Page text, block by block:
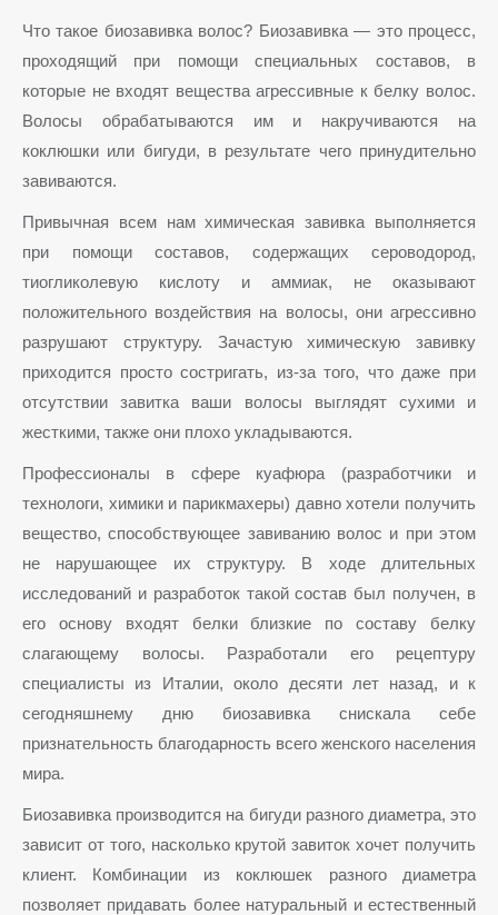
Что такое биозавивка волос? Биозавивка — это процесс,
проходящий при помощи специальных составов, в
которые не входят вещества агрессивные к белку волос.
Волосы обрабатываются им и накручиваются на
коклюшки или бигуди, в результате чего принудительно
завиваются.
Привычная всем нам химическая завивка выполняется
при помощи составов, содержащих сероводород,
тиогликолевую кислоту и аммиак, не оказывают
положительного воздействия на волосы, они агрессивно
разрушают структуру. Зачастую химическую завивку
приходится просто состригать, из-за того, что даже при
отсутствии завитка ваши волосы выглядят сухими и
жесткими, также они плохо укладываются.
Профессионалы в сфере куафюра (разработчики и
технологи, химики и парикмахеры) давно хотели получить
вещество, способствующее завиванию волос и при этом
не нарушающее их структуру. В ходе длительных
исследований и разработок такой состав был получен, в
его основу входят белки близкие по составу белку
слагающему волосы. Разработали его рецептуру
специалисты из Италии, около десяти лет назад, и к
сегодняшнему дню биозавивка снискала себе
признательность благодарность всего женского населения
мира.
Биозавивка производится на бигуди разного диаметра, это
зависит от того, насколько крутой завиток хочет получить
клиент. Комбинации из коклюшек разного диаметра
позволяет придавать более натуральный и естественный